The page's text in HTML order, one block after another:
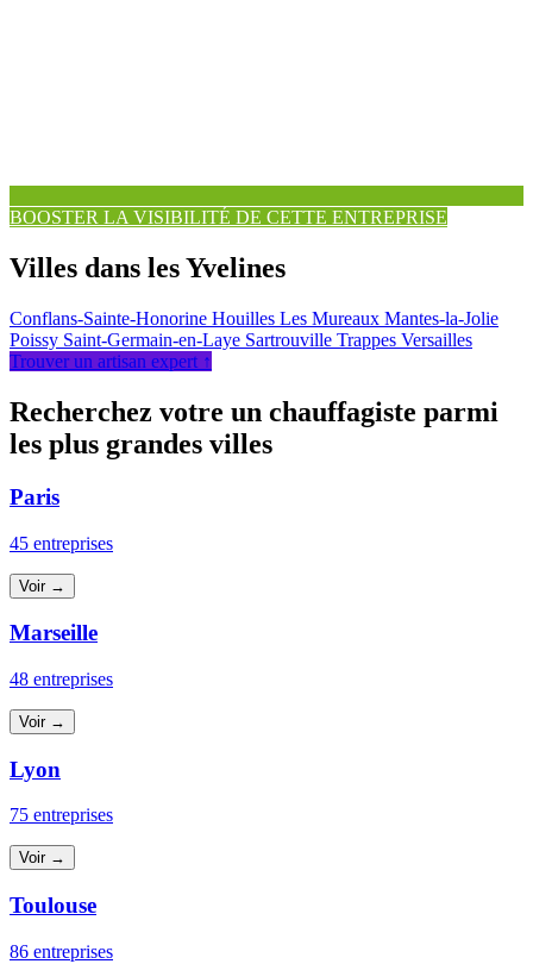
BOOSTER LA VISIBILITÉ DE CETTE ENTREPRISE
Villes dans les Yvelines
Conflans-Sainte-Honorine Houilles Les Mureaux Mantes-la-Jolie
Poissy Saint-Germain-en-Laye Sartrouville Trappes Versailles
Trouver un artisan expert ↑
Recherchez votre un chauffagiste parmi
les plus grandes villes
Paris
45 entreprises
Voir →
Marseille
48 entreprises
Voir →
Lyon
75 entreprises
Voir →
Toulouse
86 entreprises